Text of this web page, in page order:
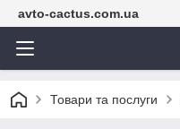
avto-cactus.com.ua
Товари та послуги